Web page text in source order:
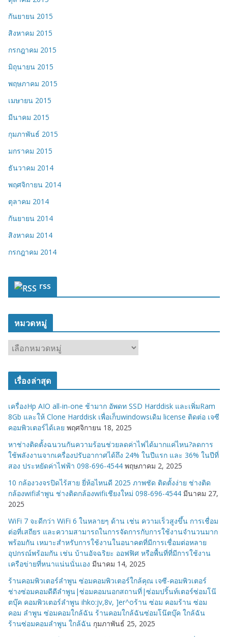
กันยายน 2015
สิงหาคม 2015
กรกฎาคม 2015
มิถุนายน 2015
พฤษภาคม 2015
เมษายน 2015
มีนาคม 2015
กุมภาพันธ์ 2015
มกราคม 2015
ธันวาคม 2014
พฤศจิกายน 2014
ตุลาคม 2014
กันยายน 2014
สิงหาคม 2014
กรกฎาคม 2014
rss
หมวดหมู่
ม
ว
มู่
เรื่องล่าสุด
เครื่องHp AIO all-in-one ช้ามาก อัพดท SSD Harddisk และเพิ่มRam
8Gb และให้ Clone Harddisk เพื่อเก็บwindowsเดิม license ติดต่อ เจซี
คอมพิวเตอร์ได้เลย พฤศจิกายน 18, 2025
หาช่างติดตั้งฉนวนกันความร้อนช่วยลดค่าไฟได้มากแค่ไหน?ลดการ
ใช้พลังงานจากเครื่องปรับอากาศได้ถึง 24% ในปีแรก และ 36% ในปีที่
สอง ประหยัดค่าไฟฟ้า 098-696-4544 พฤษภาคม 2, 2025
10 กล้องวงจรปิดไร้สาย ยี่ห้อไหนดี 2025 ภาพชัด ติดตั้งง่าย ช่างติด
กล้องwifiลำพูน ช่างติดกล้องwifiเชียงใหม่ 098-696-4544 มีนาคม 27,
2025
WiFi 7 จะดีกว่า WiFi 6 ในหลายๆ ด้าน เช่น ความเร็วสูงขึ้น การเชื่อม
ต่อที่เสถียร และความสามารถในการจัดการกับการใช้งานจำนวนมาก
พร้อมกัน เหมาะสำหรับการใช้งานในอนาคตที่มีการเชื่อมต่อหลาย
อุปกรณ์พร้อมกัน เช่น บ้านอัจฉริยะ ออฟฟิศ หรือพื้นที่ที่มีการใช้งาน
เครือข่ายที่หนาแน่นนั่นเอง มีนาคม 14, 2025
ร้านคอมพิวเตอร์ลำพูน ซ่อมคอมพิวเตอร์ใกล้คุณ เจซี-คอมพิวเตอร์
ช่างซ่อมคอมดีดีลำพูน|ซ่อมคอมนอกสถานที่|ซ่อมปริ้นท์เตอร์ซ่อมโน๊
ตบุ๊ค คอมพิวเตอร์ลำพูน ihko:jv,8v, ]er^oร้าน ซ่อม คอมร้าน ซ่อม
คอม ลำพูน ซ่อมคอมใกล้ฉัน ร้านคอมใกล้ฉันซ่อมโน๊ตบุ๊ค ใกล้ฉัน
ร้านซ่อมคอมลำพูน ใกล้ฉัน กุมภาพันธ์ 25, 2025